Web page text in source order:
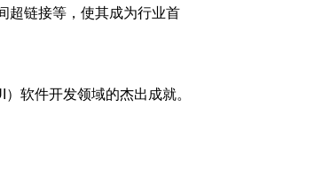
超链接等，使其成为行业首
软件开发领域的杰出成就。